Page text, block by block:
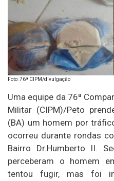
Foto: 76ª CIPM/divulgação
Uma equipe da 76ª
Militar (CIPM)/Peto
(BA) um homem por
ocorreu durante rondas
Bairro Dr.Humberto II.
perceberam o homem
tentou fugir, mas foi